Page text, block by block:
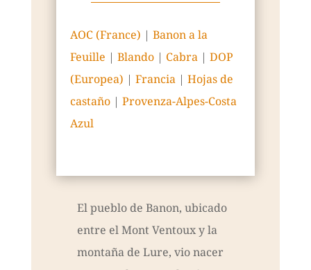
AOC (France) | Banon a la
Feuille | Blando| Cabra| DOP
(Europea) | Francia| Hojas de
castaño| Provenza-Alpes-Costa
Azul
El pueblo de Banon, ubicado
entre el Mont Ventoux y la
montaña de Lure, vio nacer